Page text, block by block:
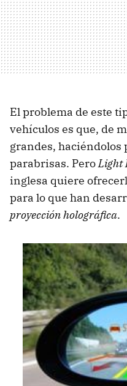
El problema de este
vehículos es que, de
grandes, haciéndolos
parabrisas. PeroLight
inglesa quiere
para lo que han
proyección holográfica.